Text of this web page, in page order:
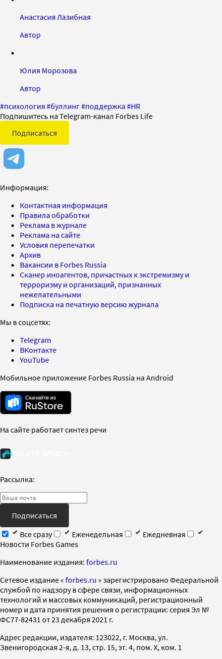
Анастасия Лазибная
Автор
Юлия Морозова
Автор
#психология #буллинг#поддержка #HR
Подпишитесь на Telegram-канал Forbes Life
Подписаться
Информация:
Контактная информация
Правила обработки
Реклама в журнале
Реклама на сайте
Условия перепечатки
Архив
Вакансии в Forbes Russia
Сканер иноагентов, причастных к экстремизму и
терроризму и организаций, признанных
нежелательными
Подписка на печатную версию журнала
Мы в соцсетях:
Telegram
ВКонтакте
YouTube
Мобильное приложение Forbes Russia на Android
На сайте работает синтез речи
Рассылка:
Подписаться
Все сразу
Еженедельная
Ежедневная
Новости Forbes Games
Наименование издания: forbes.ru
Cетевое издание « forbes.ru » зарегистрировано Федеральной
службой по надзору в сфере связи, информационных
технологий и массовых коммуникаций, регистрационный
номер и дата принятия решения о регистрации: серия Эл №
ФС77-82431 от 23 декабря 2021 г.
Адрес редакции, издателя: 123022, г. Москва, ул.
Звенигородская 2-я, д. 13, стр. 15, эт. 4, пом. X, ком. 1